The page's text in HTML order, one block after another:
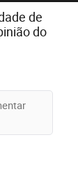
de
do